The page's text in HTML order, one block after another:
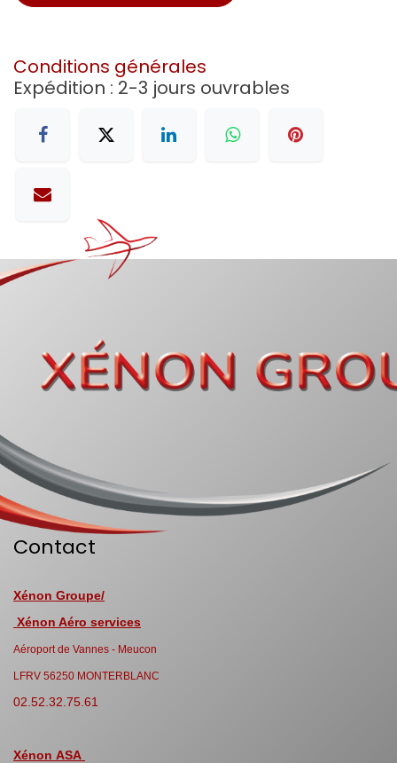
Conditions générales
Expédition : 2-3 jours ouvrables
Contact
Xénon Groupe/
Xénon Aéro services
Aéroport de Vannes - Meucon
LFRV 56250 MONTERBLANC
02.52.32.75.61
Xénon ASA